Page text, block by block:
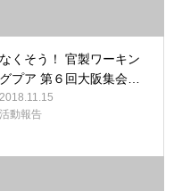
なくそう！ 官製ワーキン
グプア 第６回大阪集会…
2018.11.15
活動報告